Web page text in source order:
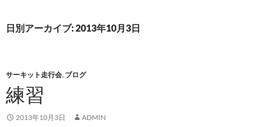
日別アーカイブ: 2013年10月3日
サーキット走行会, ブログ
練習
2013年10月3日 ADMIN